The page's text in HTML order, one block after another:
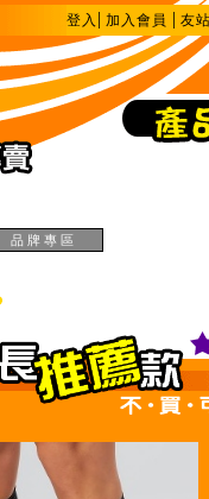
登入 | 加入會員 | 友
品牌專區